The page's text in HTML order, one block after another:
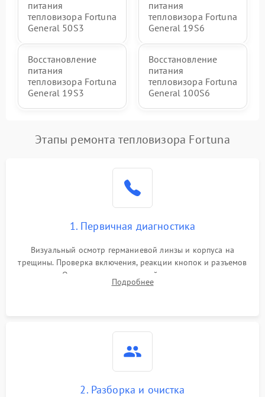
питания
тепловизора Fortuna
General 50S3
питания
тепловизора Fortuna
General 19S6
Восстановление
питания
тепловизора Fortuna
General 19S3
Восстановление
питания
тепловизора Fortuna
General 100S6
Этапы ремонта тепловизора Fortuna
1. Первичная диагностика
Визуальный осмотр германиевой линзы и корпуса на
трещины. Проверка включения, реакции кнопок и разъемов
зарядки. Оценка вывода тепловой сигнатуры на экран,
проверка базовых функций и считывание системных
Подробнее
2. Разборка и очистка